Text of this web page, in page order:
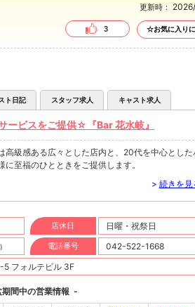
更新時：
3 ☆お気に入り
ト日記 スタッフ求人 キャスト求人
ービスをご提供☆『Bar 花水岐』
級感ある広々とした店内と、20代を中心とした
至福のひとときをご提供します。
> 続きを見
店休日 日曜・祝祭日
電話番号 042-522-1668
フォルテビル 3F
期間中の営業情報 -